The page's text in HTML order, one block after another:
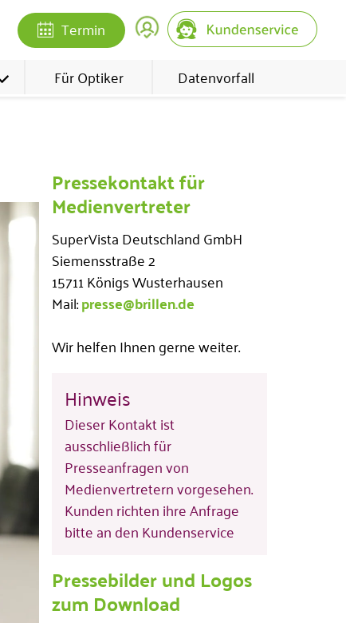
Termin
Für Optiker Datenvorfall
Pressekontakt für
Medienvertreter
SuperVista Deutschland GmbH
Siemensstraße 2
15711 Königs Wusterhausen
Mail:presse@brillen.de
Wir helfen Ihnen gerne weiter.
Hinweis
Dieser Kontakt ist
ausschließlich für
Presseanfragen von
Medienvertretern vorgesehen.
Kunden richten ihre Anfrage
bitte an den Kundenservice
Pressebilder und Logos
zum Download